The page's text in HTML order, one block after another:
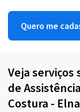
Quero me
Veja serviços
de
Costura - Elna